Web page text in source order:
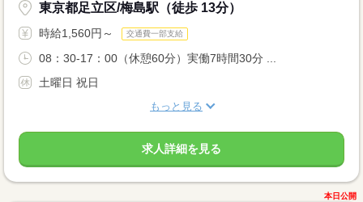
東京都足立区/梅島駅（徒歩 13分）
時給1,560円～ 交通費一部支給
08：30-17：00（休憩60分）実働7時間30分 ...
土曜日 祝日
もっと見る
求人詳細を見る
本日公開